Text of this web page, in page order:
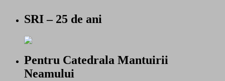
SRI – 25 de ani
Pentru Catedrala Mantuirii
Neamului